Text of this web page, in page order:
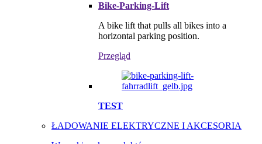
Bike-Parking-Lift
A bike lift that pulls all bikes into a
horizontal parking position.
Przegląd
TEST
ŁADOWANIE ELEKTRYCZNE I AKCESORIA